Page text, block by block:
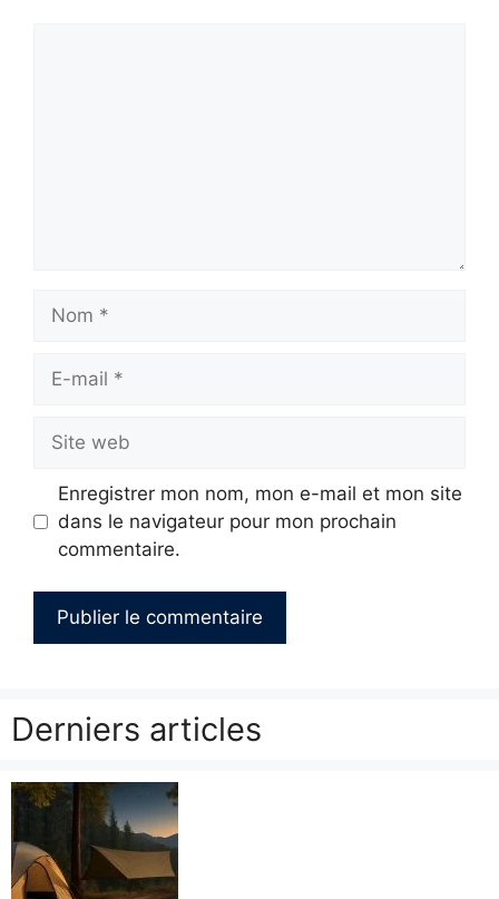
mail
web
Enregistrer mon nom, mon e-mail et mon site
dans le navigateur pour mon prochain
commentaire.
Derniers articles